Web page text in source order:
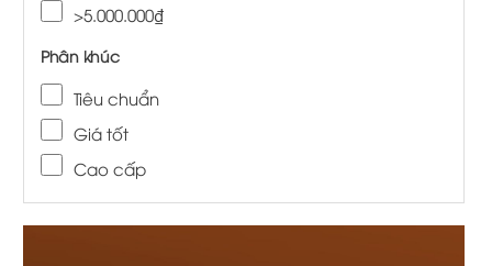
>5.000.000₫
Phân khúc
Tiêu chuẩn
Giá tốt
Cao cấp